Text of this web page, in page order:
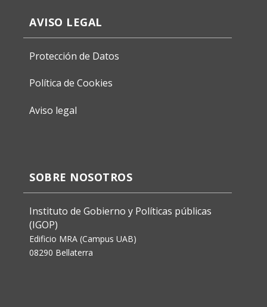
AVISO LEGAL
Protección de Datos
Política de Cookies
Aviso legal
SOBRE NOSOTROS
Instituto de Gobierno y Políticas públicas
(IGOP)
Edificio MRA (Campus UAB)
08290 Bellaterra